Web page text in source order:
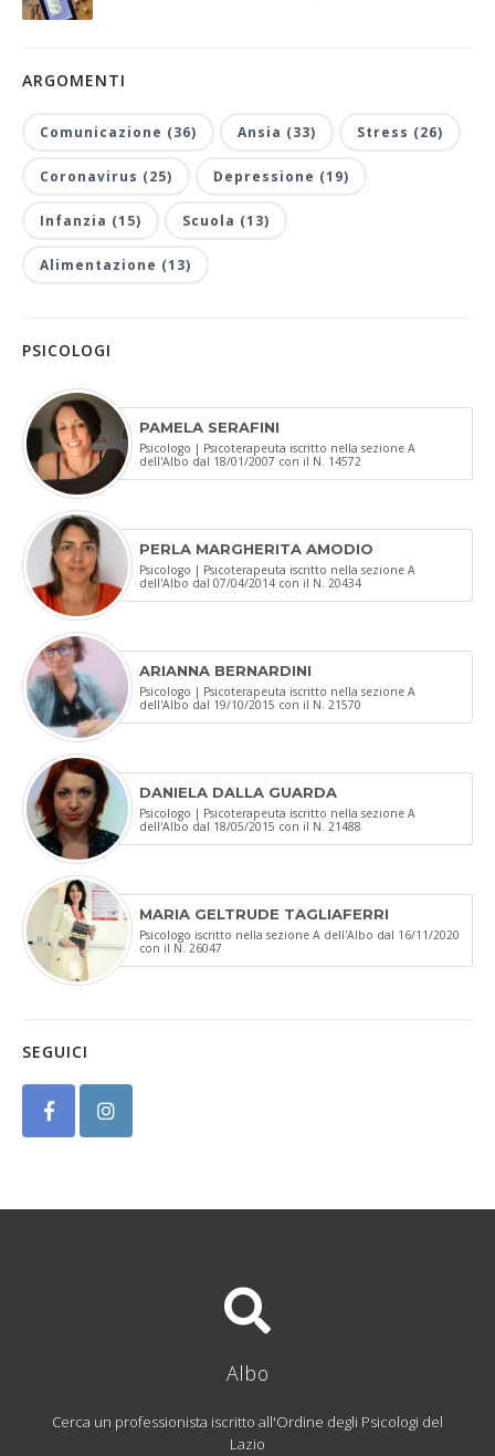
ARGOMENTI
Comunicazione (36) Ansia (33) Stress (26)
Coronavirus (25) Depressione (19)
Infanzia (15) Scuola (13)
Alimentazione (13)
PSICOLOGI
PAMELA SERAFINI
Psicologo | Psicoterapeuta iscritto nella sezione A
dell'Albo dal 18/01/2007 con il N. 14572
PERLA MARGHERITA AMODIO
Psicologo | Psicoterapeuta iscritto nella sezione A
dell'Albo dal 07/04/2014 con il N. 20434
ARIANNA BERNARDINI
Psicologo | Psicoterapeuta iscritto nella sezione A
dell'Albo dal 19/10/2015 con il N. 21570
DANIELA DALLA GUARDA
Psicologo | Psicoterapeuta iscritto nella sezione A
dell'Albo dal 18/05/2015 con il N. 21488
MARIA GELTRUDE TAGLIAFERRI
Psicologo iscritto nella sezione A dell'Albo dal 16/11/2020
con il N. 26047
SEGUICI
Albo
Cerca un professionista iscritto all'Ordine degli Psicologi del
Lazio